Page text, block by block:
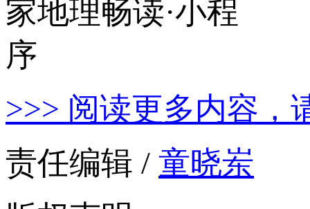
>>> 阅读更多内容，
责任编辑 / 童晓岽